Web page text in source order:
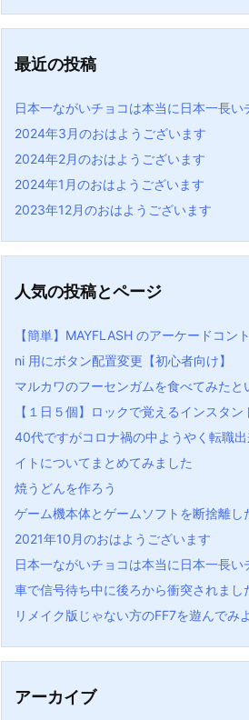
最近の投稿
日本一ながいチョコは本当に日本一長
2024年3月のおはようございます
2024年2月のおはようございます
2024年1月のおはようございます
2023年12月のおはようございます
人気の投稿とページ
【簡単】MAYFLASH のアーケードコン
ni 用にボタン配置変更【初心者向け】
マルカワのフーセンガムを食べてみたと
【１日５個】ロックで覚えるインスタン
40代ですがコロナ禍の中ようやく転職
イトについてまとめてみました
焼うどんを作ろう
ゲーム機本体とゲームソフトを断捨離し
2021年10月のおはようございます
日本一ながいチョコは本当に日本一長
車で信号待ち中に後ろから衝突されまし
リメイク版じゃない方のFF7を遊んでみ
アーカイブ